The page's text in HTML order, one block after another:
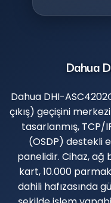
Dahua
Dahua DHI-
çıkış) geçişini
tasarlanmış,
(OSDP) destekli
panelidir. Cihaz, ağ
kart, 10.000
dahili hafızasında